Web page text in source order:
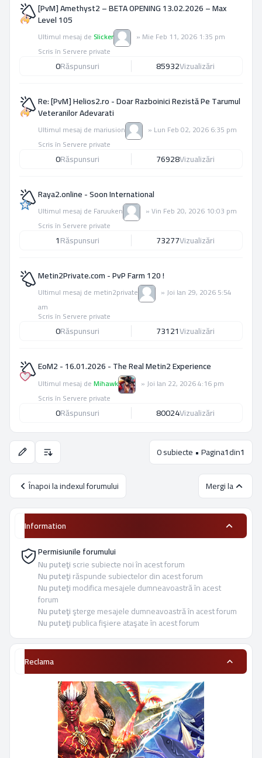
[PvM] Amethyst2 – BETA OPENING 13.02.2026 – Max
Level 105
Ultimul mesaj deSlicker » Mie Feb 11, 2026 1:35 pm
Scris în Servere private
0Răspunsuri 85932Vizualizări
Re: [PvM] Helios2.ro - Doar Razboinici Rezistă Pe Tarumul
Veteranilor Adevarati
Ultimul mesaj de mariusion » Lun Feb 02, 2026 6:35 pm
Scris în Servere private
0Răspunsuri 76928Vizualizări
Raya2.online - Soon International
Ultimul mesaj de Faruuken »Vin Feb 20, 2026 10:03 pm
Scris în Servere private
1Răspunsuri 73277Vizualizări
Metin2Private.com - PvP Farm 120 !
Ultimul mesaj de metin2private » Joi Ian 29, 2026 5:54
am
Scris în Servere private
0Răspunsuri 73121Vizualizări
EoM2 - 16.01.2026 - The Real Metin2 Experience
Ultimul mesaj deMihawk » Joi Ian 22, 2026 4:16 pm
Scris în Servere private
0Răspunsuri 80024Vizualizări
Opţiuni de sortare şi afişare. 0 subiecte • Pagina1din1
Înapoi la indexul forumului Mergi la
Information
Permisiunile forumului
Nu puteţiscrie subiecte noi în acest forum
Nu puteţirăspunde subiectelor din acest forum
Nu puteţimodifica mesajele dumneavoastră în acest
forum
Nu puteţişterge mesajele dumneavoastră în acest forum
Nu puteţipublica fişiere ataşate în acest forum
Reclama